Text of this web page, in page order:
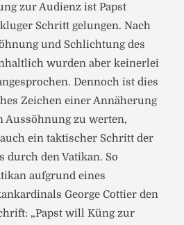
zur Audienz ist Papst
Schritt gelungen. Nach
und Schlichtung des
wurden aber keinerlei
Dennoch ist dies
Zeichen einer Annäherung
Aussöhnung zu werten,
ein taktischer Schritt der
durch den Vatikan. So
aufgrund eines
George Cottier den
„Papst will Küng zur